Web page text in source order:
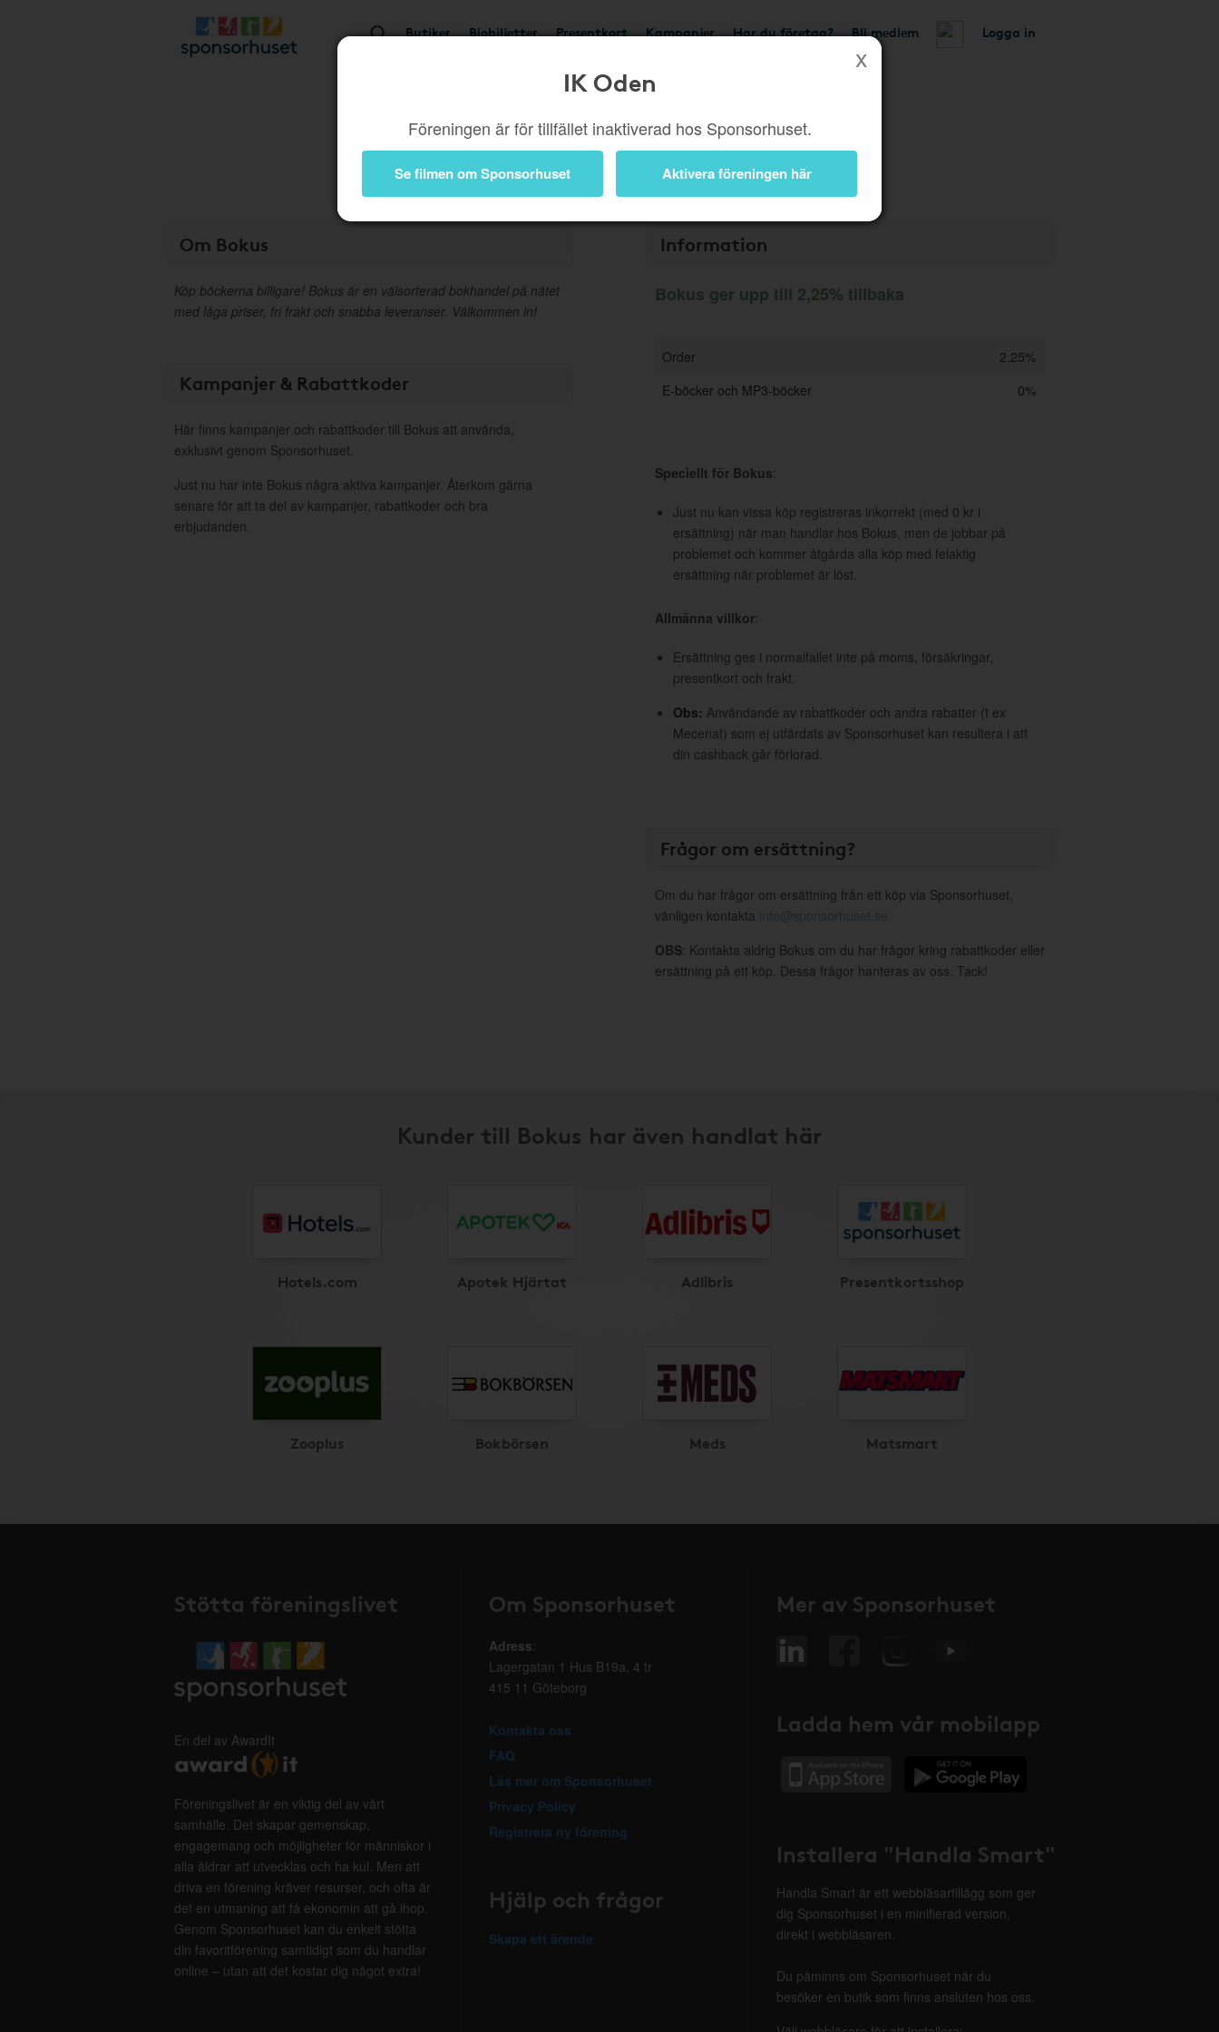
Butiker Biobiljetter Presentkort Kampanjer Har du företag? Bli medlem Logga in
IK Oden
Föreningen är för tillfället inaktiverad hos Sponsorhuset.
Se filmen om Sponsorhuset Aktivera föreningen här
Ger upp till 2,25% Besök butik
Om Bokus
Köp böckerna billigare! Bokus är en välsorterad bokhandel på nätet
med låga priser, fri frakt och snabba leveranser. Välkommen in!
Kampanjer & Rabattkoder
Här finns kampanjer och rabattkoder till Bokus att använda,
exklusivt genom Sponsorhuset.
Just nu har inte Bokus några aktiva kampanjer. Återkom gärna
senare för att ta del av kampanjer, rabattkoder och bra
erbjudanden.
Information
Bokus ger upp till 2,25% tillbaka
Order
2,25%
E-böcker och MP3-böcker
0%
Speciellt för Bokus:
Just nu kan vissa köp registreras inkorrekt (med 0 kr i
ersättning) när man handlar hos Bokus, men de jobbar på
problemet och kommer åtgärda alla köp med felaktig
ersättning när problemet är löst.
Allmänna villkor:
Ersättning ges i normalfallet inte på moms, försäkringar,
presentkort och frakt.
Obs: Användande av rabattkoder och andra rabatter (t ex
Mecenat) som ej utfärdats av Sponsorhuset kan resultera i att
din cashback går förlorad.
Frågor om ersättning?
Om du har frågor om ersättning från ett köp via Sponsorhuset,
vänligen kontakta info@sponsorhuset.se
OBS: Kontakta aldrig Bokus om du har frågor kring rabattkoder eller
ersättning på ett köp. Dessa frågor hanteras av oss. Tack!
Kunder till Bokus har även handlat här
Hotels.com Apotek Hjärtat Adlibris Presentkortsshop
Zooplus Bokbörsen Meds Matsmart
Stötta föreningslivet
En del av AwardIt
Föreningslivet är en viktig del av vårt
samhälle. Det skapar gemenskap,
engagemang och möjligheter för människor i
alla åldrar att utvecklas och ha kul. Men att
driva en förening kräver resurser, och ofta är
det en utmaning att få ekonomin att gå ihop.
Genom Sponsorhuset kan du enkelt stötta
din favoritförening samtidigt som du handlar
online – utan att det kostar dig något extra!
Om Sponsorhuset
Adress:
Lagergatan 1 Hus B19a, 4 tr
415 11 Göteborg
Kontakta oss
FAQ
Läs mer om Sponsorhuset
Privacy Policy
Registrera ny förening
Hjälp och frågor
Skapa ett ärende
Mer av Sponsorhuset
Ladda hem vår mobilapp
Installera "Handla Smart"
Handla Smart är ett webbläsartillägg som ger
dig Sponsorhuset i en minifierad version,
direkt i webbläsaren.
Du påminns om Sponsorhuset när du
besöker en butik som finns ansluten hos oss.